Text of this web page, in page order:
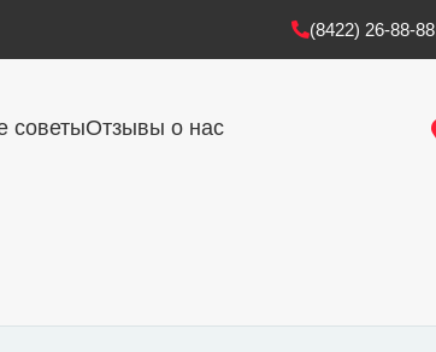
(8422) 26-88-88
советыОтзывы о нас